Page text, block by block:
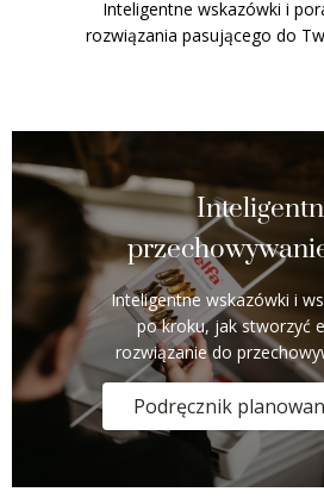
Inteligentne wskazówki i
rozwiązania pasującego do
Inteligentne wskazówki i
po kroku, jak stworzyć
rozwiązanie do
Podręcznik